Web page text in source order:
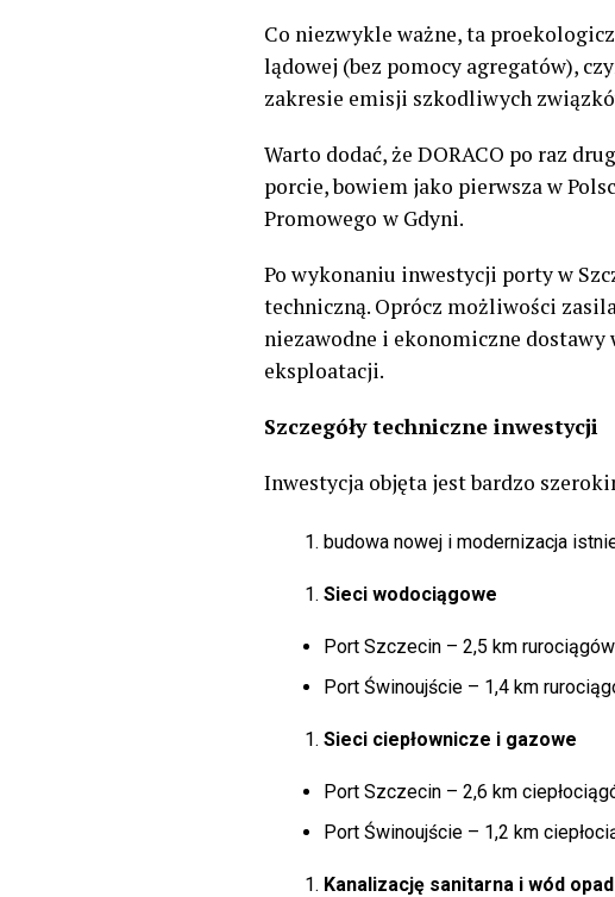
Co niezwykle ważne, ta
lądowej (bez pomocy agregatów),
zakresie emisji szkodliwych
Warto dodać, że DORACO po raz
porcie, bowiem jako pierwsza w
Promowego w Gdyni.
Po wykonaniu inwestycji porty w
techniczną. Oprócz możliwości
niezawodne i ekonomiczne
eksploatacji.
Szczegóły techniczne inwestycji
Inwestycja objęta jest bardzo
budowa nowej i modernizacja
Sieci wodociągowe
Port Szczecin – 2,5 km rurociągów
Port Świnoujście – 1,4 km
Sieci ciepłownicze i gazowe
Port Szczecin – 2,6 km
Port Świnoujście – 1,2 km
Kanalizację sanitarna i wód